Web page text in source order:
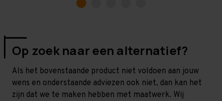
Op zoek naar een alternatief?
Als het bovenstaande product niet voldoen aan jouw
wens en onderstaande adviezen ook niet, dan kan het
zijn dat we te maken hebben met maatwerk. Wij